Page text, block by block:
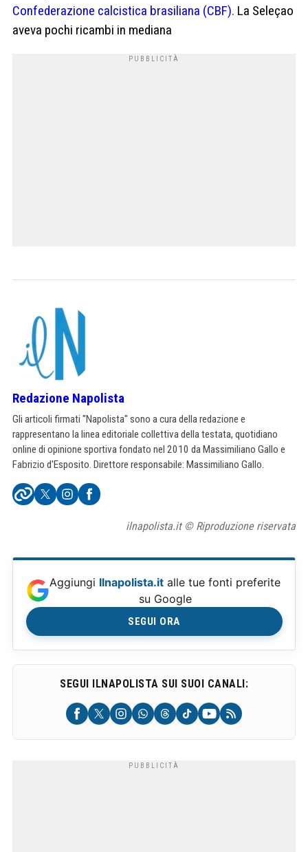
Confederazione calcistica brasiliana (CBF). La Seleçao
aveva pochi ricambi in mediana
Redazione Napolista
Gli articoli firmati "Napolista" sono a cura della redazione e
rappresentano la linea editoriale collettiva della testata, quotidiano
online di opinione sportiva fondato nel 2010 da Massimiliano Gallo e
Fabrizio d'Esposito. Direttore responsabile: Massimiliano Gallo.
ilnapolista.it © Riproduzione riservata
Aggiungi Ilnapolista.it alle tue fonti preferite
su Google
SEGUI ORA
SEGUI ILNAPOLISTA SUI SUOI CANALI: